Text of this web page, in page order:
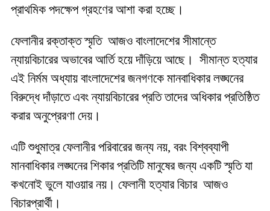
প্রাথমিক পদক্ষেপ গ্রহণের আশা করা হচ্ছে।
ফেলানীর রক্তাক্ত স্মৃতি আজও বাংলাদেশের সীমান্তে
ন্যায়বিচারের অভাবের আর্তি হয়ে দাঁড়িয়ে আছে। সীমান্ত হত্যার
এই নির্মম অধ্যায় বাংলাদেশের জনগণকে মানবাধিকার লঙ্ঘনের
বিরুদ্ধে দাঁড়াতে এবং ন্যায়বিচারের প্রতি তাদের অধিকার প্রতিষ্ঠিত
করার অনুপ্রেরণা দেয়।
এটি শুধুমাত্র ফেলানীর পরিবারের জন্য নয়, বরং বিশ্বব্যাপী
মানবাধিকার লঙ্ঘনের শিকার প্রতিটি মানুষের জন্য একটি স্মৃতি যা
কখনোই ভুলে যাওয়ার নয়। ফেলানী হত্যার বিচার আজও
বিচারপ্রার্থী।